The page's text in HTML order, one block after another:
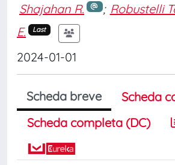
Shajahan R. ; Robustelli
E.
Last
2024-01-01
Scheda breve
Scheda
Scheda completa (DC)